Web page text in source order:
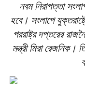
নবম নিরাপত্তা
হবে। সংলাপে
পররাষ্ট্র দপ্তরের
মন্ত্রী মিরা